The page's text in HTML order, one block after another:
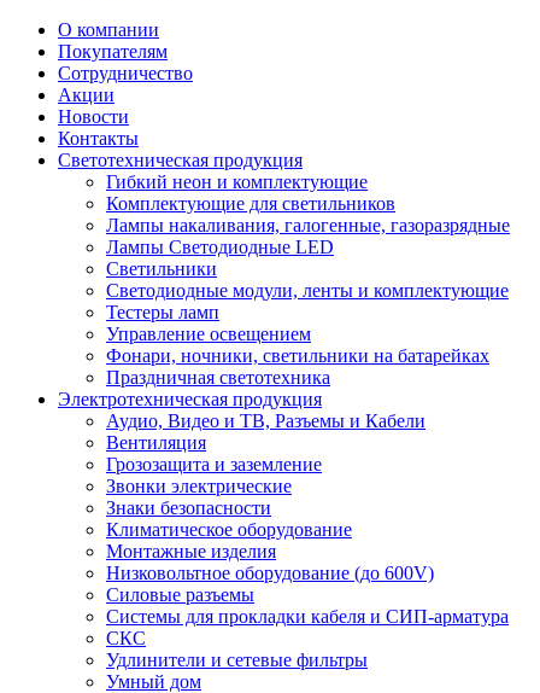
О компании
Покупателям
Сотрудничество
Акции
Новости
Контакты
Светотехническая продукция
Гибкий неон и комплектующие
Комплектующие для светильников
Лампы накаливания, галогенные, газоразрядные
Лампы Светодиодные LED
Светильники
Светодиодные модули, ленты и комплектующие
Тестеры ламп
Управление освещением
Фонари, ночники, светильники на батарейках
Праздничная светотехника
Электротехническая продукция
Аудио, Видео и ТВ, Разъемы и Кабели
Вентиляция
Грозозащита и заземление
Звонки электрические
Знаки безопасности
Климатическое оборудование
Монтажные изделия
Низковольтное оборудование (до 600V)
Силовые разъемы
Системы для прокладки кабеля и СИП-арматура
СКС
Удлинители и сетевые фильтры
Умный дом